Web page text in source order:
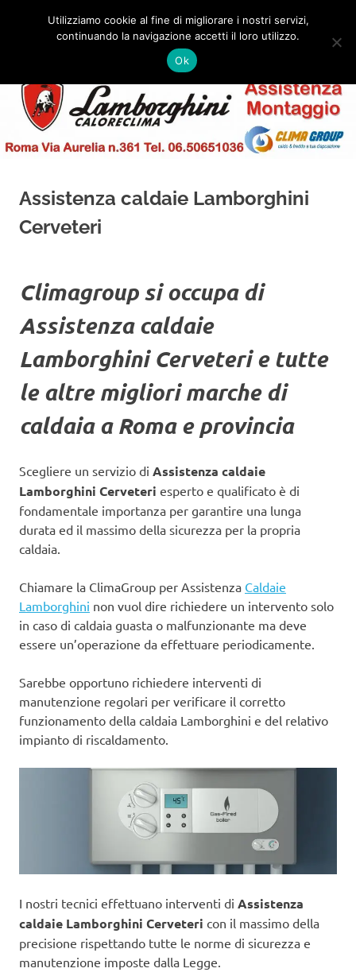
Caldaie
Lamborghini
Installazione
MENU
Assistenza caldaie Lamborghini
Cerveteri
Climagroup si occupa di
Assistenza caldaie
Lamborghini Cerveteri e tutte
le altre migliori marche di
caldaia a Roma e provincia
Scegliere un servizio di Assistenza caldaie
Lamborghini Cerveteri esperto e qualificato è di
fondamentale importanza per garantire una lunga
durata ed il massimo della sicurezza per la propria
caldaia.
Chiamare la ClimaGroup per Assistenza Caldaie
Lamborghini non vuol dire richiedere un intervento solo
in caso di caldaia guasta o malfunzionante ma deve
essere un’operazione da effettuare periodicamente.
Sarebbe opportuno richiedere interventi di
manutenzione regolari per verificare il corretto
funzionamento della caldaia Lamborghini e del relativo
impianto di riscaldamento.
I nostri tecnici effettuano interventi di Assistenza
caldaie Lamborghini Cerveteri con il massimo della
precisione rispettando tutte le norme di sicurezza e
manutenzione imposte dalla Legge.
Utilizziamo cookie al fine di migliorare i nostri servizi,
continuando la navigazione accetti il loro utilizzo.
Ok